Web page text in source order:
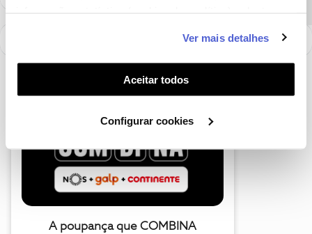
funcionalidades (cookies de personalização e
funcionalidade) e adaptar anúncios aos seus interesses
(cookies de publicidade personalizada). Pode gerir a
utilização dos cookies clicando em "Configurar
Ver mais detalhes
Aceitar todos
Configurar cookies
A poupança que COMBINA